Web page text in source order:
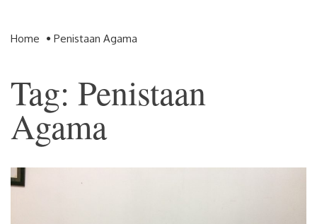
Home Penistaan Agama
Tag: Penistaan
Agama